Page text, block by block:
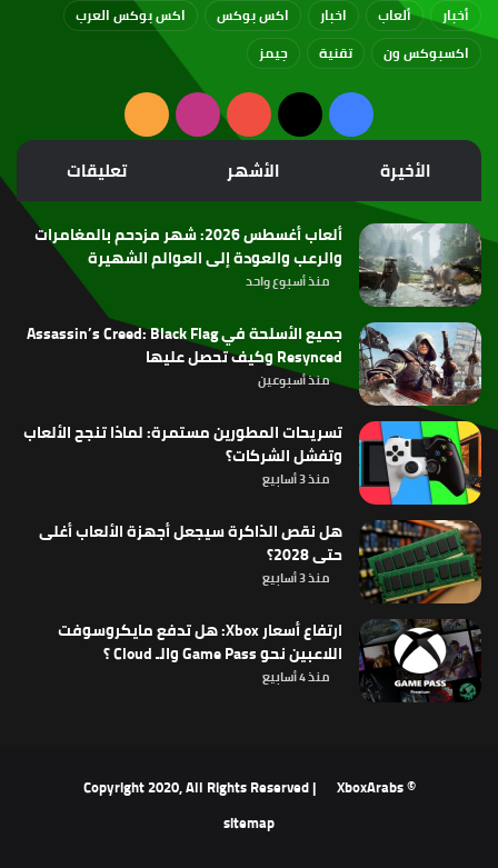
أخبار
ألعاب اخبار اكس بوكس
اكس بوكس العرب
اكسبوكس ون
تقنية جيمز
فيسبوك
‫X
‫YouTubeانستقرامملخص
الموقع
RSS
الأخيرة الأشهر تعليقات
ألعاب أغسطس 2026: شهر مزدحم بالمغامرات
والرعب والعودة إلى العوالم الشهيرة
منذ أسبوع واحد
جميع الأسلحة في Assassin’s Creed: Black Flag
Resynced وكيف تحصل عليها
منذ أسبوعين
تسريحات المطورين مستمرة: لماذا تنجح الألعاب
وتفشل الشركات؟
منذ 3 أسابيع
هل نقص الذاكرة سيجعل أجهزة الألعاب أغلى
حتى 2028؟
منذ 3 أسابيع
ارتفاع أسعار Xbox: هل تدفع مايكروسوفت
اللاعبين نحو Game Pass والـ Cloud ؟
منذ 4 أسابيع
© Copyright 2020, All Rights Reserved |
XboxArabs
sitemap